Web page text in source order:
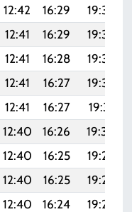
12:42 16:29 19:36
12:41 16:29 19:35
12:41 16:28 19:34
12:41 16:27 19:32
12:41 16:27 19:31
12:40 16:26 19:30
12:40 16:25 19:28
12:40 16:25 19:27
12:40 16:24 19:25